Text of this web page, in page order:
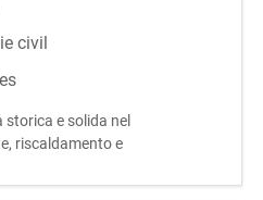
civil
e solida nel
riscaldamento e
nel Lazio.
territorio, con